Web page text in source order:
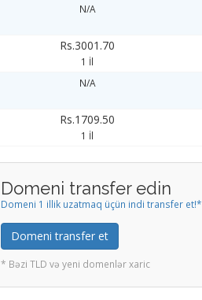
N/A
Rs.3001.70
1 İl
N/A
Rs.1709.50
1 İl
Domeni transfer edin
Domeni 1 illik uzatmaq üçün indi transfer et!*
Domeni transfer et
* Bəzi TLD və yeni domenlər xaric